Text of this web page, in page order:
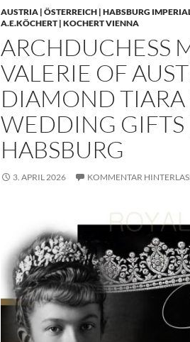
AUSTRIA | ÖSTERREICH | HABSBURG
A.E.KÖCHERT | KOCHERT VIENNA
ARCHDUCHESS
VALERIE OF
DIAMOND TIARA
WEDDING GIFTS
HABSBURG
3. APRIL 2026 KOMMENTAR